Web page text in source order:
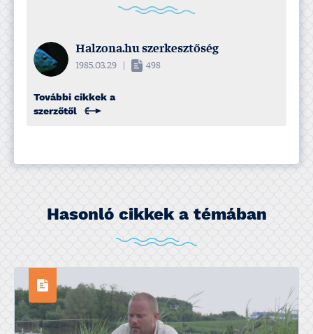
Halzona.hu szerkesztőség
1985.03.29 498
További cikkek a
szerzőtől
Hasonló cikkek a témában